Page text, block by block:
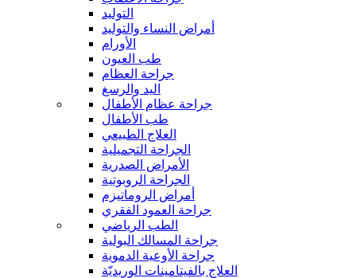
التوليد
أمراض النساء والتوليد
الأورام
طب العيون
جراحة العظام
اليد والرسغ
جراحة عظام الأطفال
طب الأطفال
العلاج الطبيعي
الجراحة التجميلية
الأمراض الصدرية
الجراحة الروبوتية
أمراض الروماتيزم
جراحة العمود الفقري
الطب الرياضي
جراحة المسالك البولية
جراحة الأوعية الدموية
العلاج بالفيتامينات الوريديّة